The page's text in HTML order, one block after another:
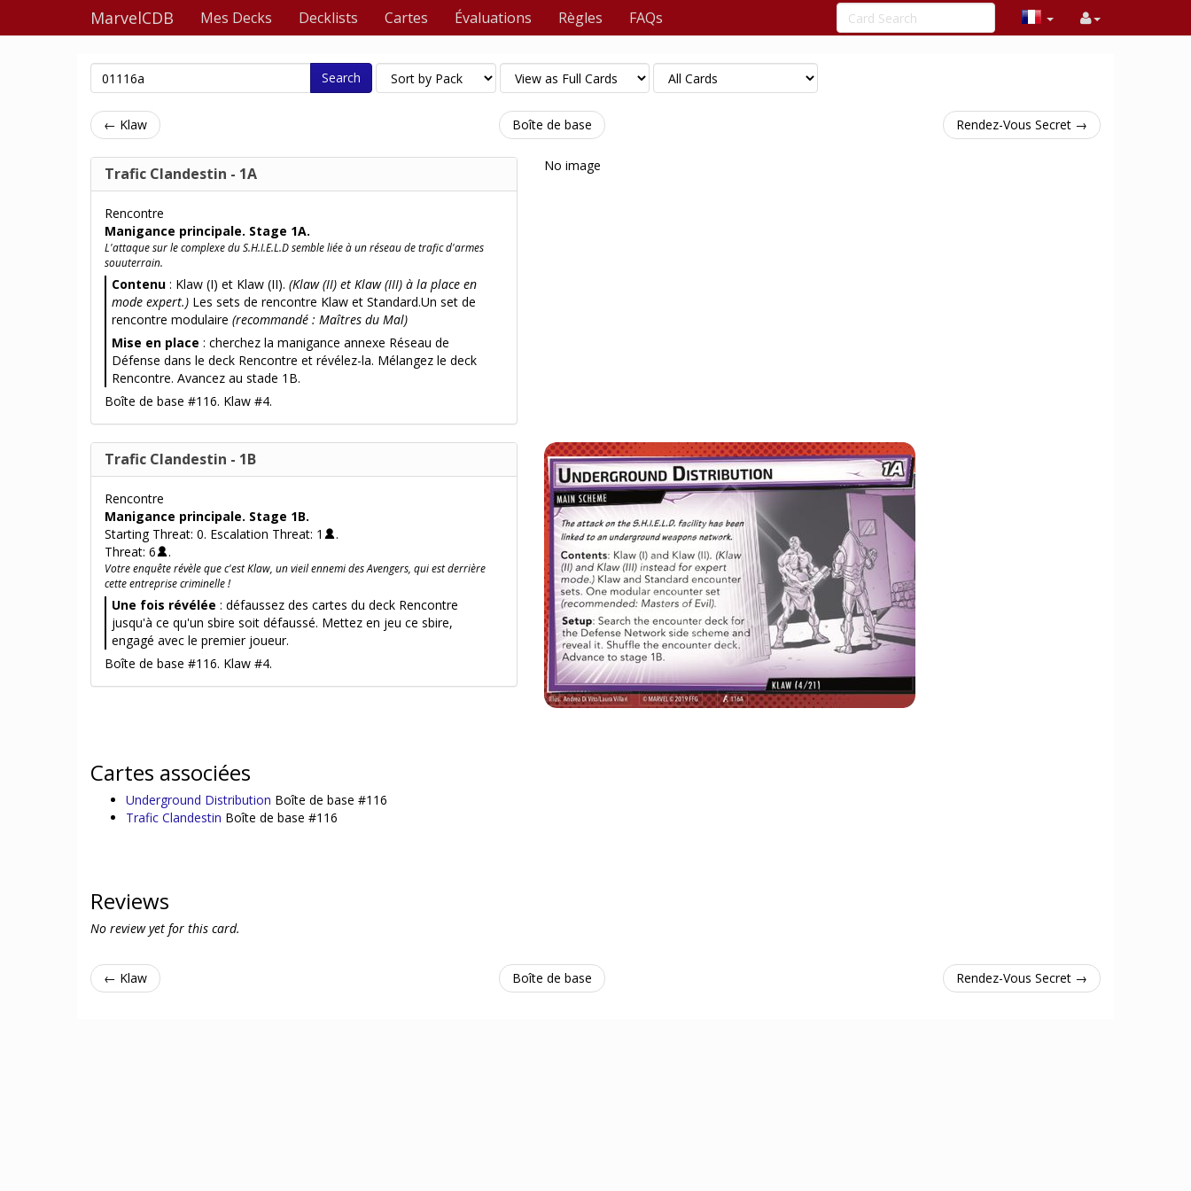
MarvelCDB Mes Decks Decklists Cartes Évaluations Règles FAQs
Search
← Klaw Boîte de base Rendez-Vous Secret →
Trafic Clandestin - 1A
Rencontre
Manigance principale. Stage 1A.
L'attaque sur le complexe du S.H.I.E.L.D semble liée à un réseau de trafic d'armes
souuterrain.
Contenu : Klaw (I) et Klaw (II). (Klaw (II) et Klaw (III) à la place en
mode expert.) Les sets de rencontre Klaw et Standard.Un set de
rencontre modulaire (recommandé : Maîtres du Mal)
Mise en place : cherchez la manigance annexe Réseau de
Défense dans le deck Rencontre et révélez-la. Mélangez le deck
Rencontre. Avancez au stade 1B.
Boîte de base #116. Klaw #4.
No image
Trafic Clandestin - 1B
Rencontre
Manigance principale. Stage 1B.
Starting Threat: 0. Escalation Threat: 1
.
Threat: 6
.
Votre enquête révèle que c'est Klaw, un vieil ennemi des Avengers, qui est derrière
cette entreprise criminelle !
Une fois révélée : défaussez des cartes du deck Rencontre
jusqu'à ce qu'un sbire soit défaussé. Mettez en jeu ce sbire,
engagé avec le premier joueur.
Boîte de base #116. Klaw #4.
Cartes associées
Underground Distribution Boîte de base #116
Trafic Clandestin Boîte de base #116
Reviews
No review yet for this card.
← Klaw Boîte de base Rendez-Vous Secret →